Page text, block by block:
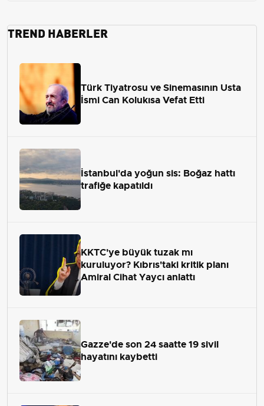
TREND HABERLER
Türk Tiyatrosu ve Sinemasının Usta
İsmi Can Kolukısa Vefat Etti
İstanbul'da yoğun sis: Boğaz hattı
trafiğe kapatıldı
KKTC'ye büyük tuzak mı
kuruluyor? Kıbrıs'taki kritik planı
Amiral Cihat Yaycı anlattı
Gazze'de son 24 saatte 19 sivil
hayatını kaybetti